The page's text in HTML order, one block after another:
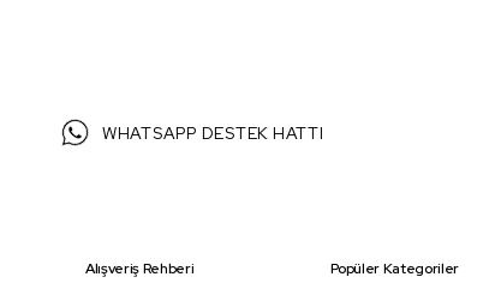
WHATSAPP DESTEK HATTI
Alışveriş Rehberi Popüler Kategoriler